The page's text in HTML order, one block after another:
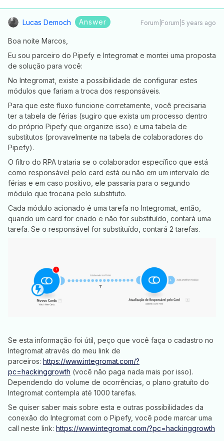
Lucas Democh Answer Forum|Forum|5 years ago
Boa noite Marcos,
Eu sou parceiro do Pipefy e Integromat e montei uma proposta
de solução para você:
No Integromat, existe a possibilidade de configurar estes
módulos que fariam a troca dos responsáveis.
Para que este fluxo funcione corretamente, você precisaria
ter a tabela de férias (sugiro que exista um processo dentro
do próprio Pipefy que organize isso) e uma tabela de
substitutos (provavelmente na tabela de colaboradores do
Pipefy).
O filtro do RPA trataria se o colaborador específico que está
como responsável pelo card está ou não em um intervalo de
férias e em caso positivo, ele passaria para o segundo
módulo que trocaria pelo substituto.
Cada módulo acionado é uma tarefa no Integromat, então,
quando um card for criado e não for substituído, contará uma
tarefa. Se o responsável for substituído, contará 2 tarefas.
Se esta informação foi útil, peço que você faça o cadastro no
Integromat através do meu link de
parceiros: https://www.integromat.com/?
pc=hackinggrowth (você não paga nada mais por isso).
Dependendo do volume de ocorrências, o plano gratuíto do
Integromat contempla até 1000 tarefas.
Se quiser saber mais sobre esta e outras possibilidades da
conexão do Integromat com o Pipefy, você pode marcar uma
call neste link: https://www.integromat.com/?pc=hackinggrowth